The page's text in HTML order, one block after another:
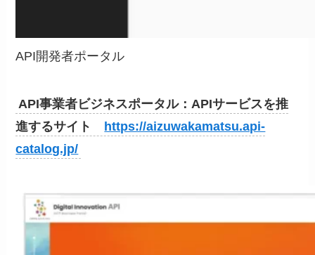
API開発者ポータル
API事業者ビジネスポータル：APIサービスを推
進するサイト
https://aizuwakamatsu.api-
catalog.jp/